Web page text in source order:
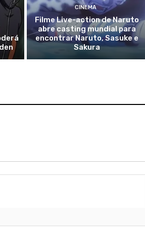
CINEMA
Filme Live-action de Naruto
abre casting mundial para
encontrar Naruto, Sasuke e
Sakura